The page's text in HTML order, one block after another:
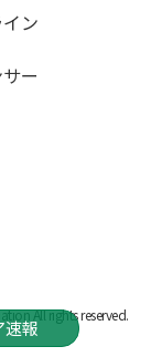
ン
ー
All rights reserved.
速報